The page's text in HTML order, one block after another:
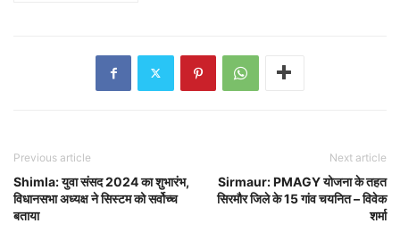
Previous article
Shimla: युवा संसद 2024 का शुभारंभ,
विधानसभा अध्यक्ष ने सिस्टम को सर्वोच्च
बताया
Next article
Sirmaur: PMAGY योजना के तहत
सिरमौर जिले के 15 गांव चयनित – विवेक
शर्मा